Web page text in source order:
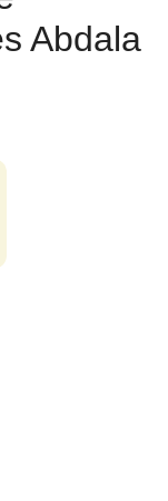
Abdala